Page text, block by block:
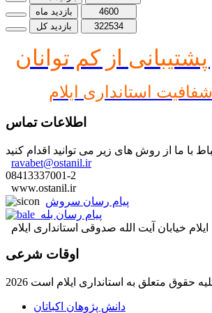
بازدید ماه
4600
بازدید کل
322534
پشتیبانی از کم توانان
استانداری ایلام
اطلاعات تماس
ravabet@ostanil.ir
08413337001-2
www.ostanil.ir
پیام رسان سروش
پیام رسان بله
ایلام خیابان آیت الله صدوقی استانداری ایلام
اوقات شرعی
دانش پژوهان اکباتان